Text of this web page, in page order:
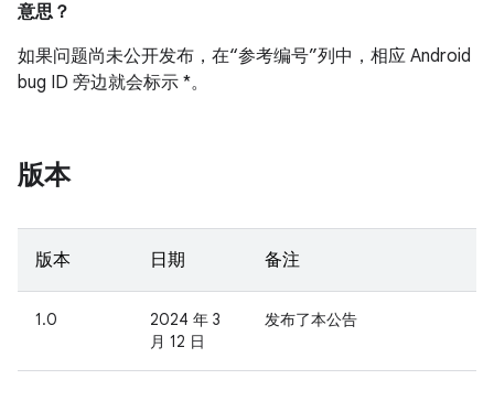
意思？
如果问题尚未公开发布，在“参考编号”列中，相应 Android
bug ID 旁边就会标示 *。
版本
版本 日期 备注
1.0
2024 年 3
月 12 日
发布了本公告